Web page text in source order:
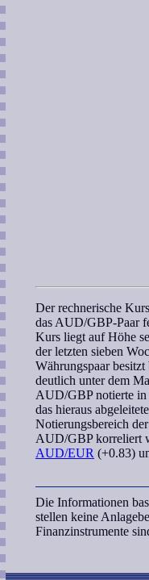
Derrechnerische Kurs
das AUD/GBP-Paar
Kurs liegt auf Höhe
der letzten sieben
Währungspaar besitzt
deutlich unter dem
AUD/GBPnotierte in
das hieraus abgeleitete
Notierungsbereich
AUD/GBP korreliert
AUD/EUR (+0.83)
Die Informationen
stellen keine
Finanzinstrumente